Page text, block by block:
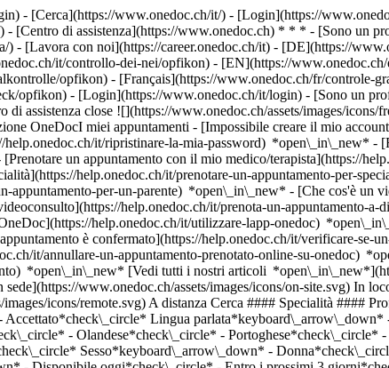
- [Cerca](https://www.onedoc.ch/it/) - [Login](https://
- [Centro di assistenza](https://www.onedoc.ch) * * * - [Sono un
) - [Lavora con noi](https://career.onedoc.ch/it) - [DE](https://
it/controllo-dei-nei/opfikon) - [EN](https://
opfikon) - [Français](https://www.onedoc.ch/fr/
opfikon) - [Login](https://www.onedoc.ch/it/login) - [Sono un
assistenza close ![](https://www.onedoc.ch/assets/images/
OneDocI miei appuntamenti - [Impossibile creare il mio
help.onedoc.ch/it/ripristinare-la-mia-password) *open\_in\_new*
[Prenotare un appuntamento con il mio medico/terapista](https://
help.onedoc.ch/it/prenotare-un-appuntamento-per-
appuntamento-per-un-parente) *open\_in\_new* - [Che cos'è un
help.onedoc.ch/it/prenota-un-appuntamento-
help.onedoc.ch/it/utilizzare-lapp-onedoc)
parlata*keyboard\_arrow\_down* - Ceco*check\_circle* - Croato*check\_circle* - Francese*check\_circle* - Greco*check\_circle* - Inglese*check\_circle* - Italiano*check\_circle* - Olandese*check\_circle* - Portoghese*check\_circle* - Rumeno*check\_circle* - Russo*check\_circle* - Spagnolo*check\_circle* - Tedesco*check\_circle* - Turco*check\_circle* - Ungherese*check\_circle* Sesso*keyboard\_arrow\_down* - Donna*check\_circle* - Uomo*check\_circle* Rete*keyboard\_arrow\_down* - mediX*check\_circle* Disponibilità*keyboard\_arrow\_down* - Disponibile oggi*check\_circle* - Entro i prossimi 3 giorni*check\_circle* - Entro i prossimi 7 giorni*check\_circle* - Entro i prossimi 14 giorni*check\_circle* # __Controllo dei nei__ a __Opfikon__: prenota il tuo appuntamento online oggi ## 4 risultati a Opfikon [![Dr. med. PhD. Árpád Farkas, dermatologo a Opfikon](https://assets.onedoc.ch/images/users/01d253a39678971577b591609cb99935ebf91d1a5346bf908f77b2db91b45571-small.png "Dr. med. PhD. Árpád Farkas, dermatologo a Opfikon")](https://www.onedoc.ch/it/dermatologo/opfikon/pbobu/dr-med-phd-arpad-farkas) ### [Dr. med. PhD. Árpád Farkas](https://www.onedoc.ch/it/dermatologo/opfikon/pbobu/dr-med-phd-arpad-farkas) ![Badge che indica un profilo verificato](https://www.onedoc.ch/assets/images/icons/checkmark.svg) [Dermatologo](https://www.onedoc.ch/it/dermatologo/opfikon) [Hautarztpraxis Glattbrugg](https://www.onedoc.ch/it/studio-medico/opfikon/exyq/hautarztpraxis-glattbrugg) Schaffhauserstrasse 99 8152 Opfikon ![Icona paziente con segno più che indica che il professionista accetta nuovi pazienti](https://www.onedoc.ch/assets/images/icons/new-patients.svg)Accetta nuovi pazienti [Prenota un appuntamento](https://www.onedoc.ch/it/dermatologo/opfikon/pbobu/dr-med-phd-arpad-farkas) Competenze: Controllo dei nei, [Controllo della pelle](https://www.onedoc.ch/it/controllo-della-pelle/opfikon), [Acne](https://www.onedoc.ch/it/acne/opfikon)Vedi di più *chevron\_left* lun 03 ago *chevron\_right* Vedi più appuntamenti *error\_outline* Si è verificato un errore durante il caricamento della disponibilità [Riprova](https://www.onedoc.ch) Competenze: Controllo dei nei, [Controllo della pelle](https://www.onedoc.ch/it/controllo-della-pelle/opfikon), [Acne](https://www.onedoc.ch/it/acne/opfikon)Vedi di più [![Dr.ssa med. Sandra Tresch, dermatologa a Opfikon](https://assets.onedoc.ch/images/users/99d6c5c8c60fb515ed002799b5b846bff87421f4c6e397abb2dba4df59862f8e-small.jpg "Dr.ssa med. Sandra Tresch, dermatologa a Opfikon")](https://www.onedoc.ch/it/dermatologa/opfikon/pb5ir/dr-med-sandra-tresch) ### [Dr.ssa med. Sandra Tresch](https://www.onedoc.ch/it/dermatologa/opfikon/pb5ir/dr-med-sandra-tresch) ![Badge che indica un profilo verificato](https://www.onedoc.ch/assets/images/icons/checkmark.svg) [Dermatologa](https://www.onedoc.ch/it/dermatologo/opfikon) [AvariMed Medical Center](https://www.onedoc.ch/it/studio-medico-associato/opfikon/ew4y/avarimed-medical-center) Wright-Strasse 7 8152 Opfikon ![Icona paziente con segno più che indica che il professionista accetta nuovi pazienti](https://www.onedoc.ch/assets/images/icons/new-patients.svg)Accetta nuovi pazienti [Prenota un appuntamento](https://www.onedoc.ch/it/dermatologa/opfikon/pb5ir/dr-med-sandra-tresch) Competenze: Controllo dei nei, [Acne](https://www.onedoc.ch/it/acne/opfikon), [Controllo della pelle](https://www.onedoc.ch/it/controllo-della-pelle/opfikon), [Tumore della pelle | Cancro della pelle](https://